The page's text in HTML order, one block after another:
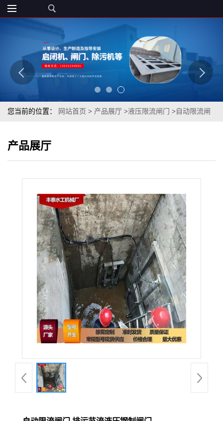
您当前的位置： 网站首页 > 产品展厅 >液压限流闸门 > 自动限流闸
产品展厅